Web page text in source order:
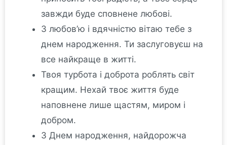
завжди буде сповнене любові.
З любов’ю і вдячністю вітаю тебе з
днем народження. Ти заслуговуєш на
все найкраще в житті.
Твоя турбота і доброта роблять світ
кращим. Нехай твоє життя буде
наповнене лише щастям, миром і
добром.
З Днем народження, найдорожча